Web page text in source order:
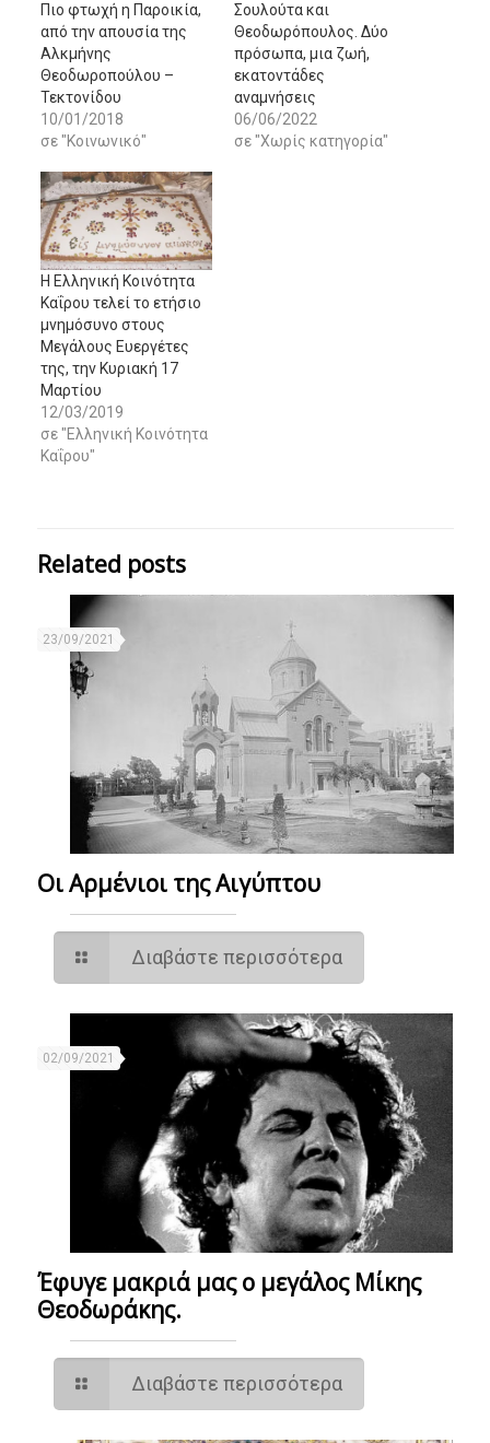
Πιο φτωχή η Παροικία,
από την απουσία της
Αλκμήνης
Θεοδωροπούλου –
Τεκτονίδου
10/01/2018
σε "Κοινωνικό"
Σουλούτα και
Θεοδωρόπουλος. Δύο
πρόσωπα, μια ζωή,
εκατοντάδες
αναμνήσεις
06/06/2022
σε "Χωρίς κατηγορία"
Η Ελληνική Κοινότητα
Καΐρου τελεί το ετήσιο
μνημόσυνο στους
Μεγάλους Ευεργέτες
της, την Κυριακή 17
Μαρτίου
12/03/2019
σε "Ελληνική Κοινότητα
Καΐρου"
Related posts
23/09/2021
Οι Αρμένιοι της Αιγύπτου
Διαβάστε περισσότερα
02/09/2021
Έφυγε μακριά μας ο μεγάλος Μίκης
Θεοδωράκης.
Διαβάστε περισσότερα